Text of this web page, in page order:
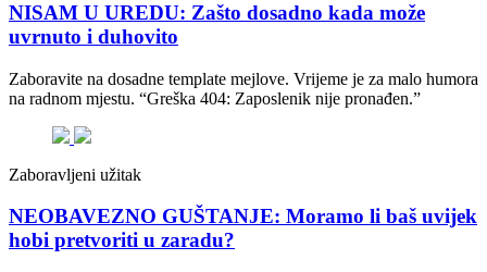
NISAM U UREDU: Zašto dosadno kada može
uvrnuto i duhovito
Zaboravite na dosadne template mejlove. Vrijeme je za malo humora
na radnom mjestu. “Greška 404: Zaposlenik nije pronađen.”
Zaboravljeni užitak
NEOBAVEZNO GUŠTANJE: Moramo li baš uvijek
hobi pretvoriti u zaradu?